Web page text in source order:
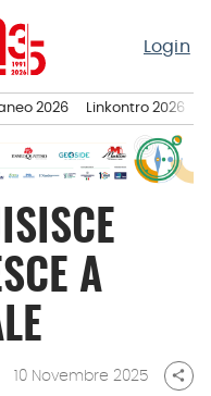
Login
2026 Linkontro 2026
A
10 Novembre 2025 share